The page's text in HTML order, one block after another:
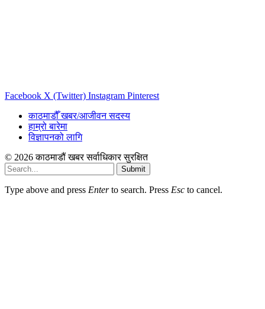
Facebook X (Twitter) Instagram Pinterest
काठमाडौँ खबर/आजीवन सदस्य
हाम्रो बारेमा
विज्ञापनको लागि
© 2026 काठमाडौं खबर सर्वाधिकार सुरक्षित
Submit
Type above and press Enterto search. Press Esc to cancel.